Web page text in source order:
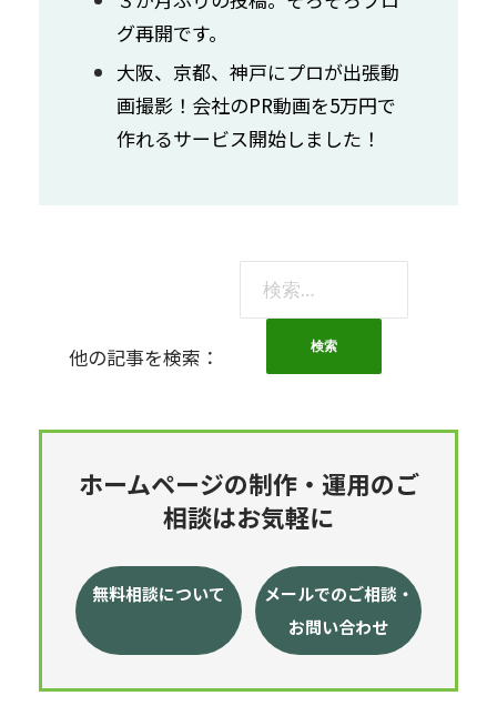
グ再開です。
大阪、京都、神戸にプロが出張動
画撮影！会社のPR動画を5万円で
作れるサービス開始しました！
他の記事を検索：
ホームページの制作・運用のご
相談はお気軽に
無料相談について
メールでのご相談・
お問い合わせ